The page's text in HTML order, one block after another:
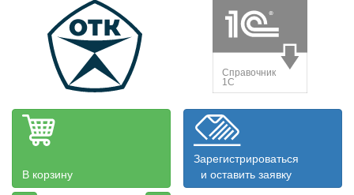
В корзину
Зарегистрироваться
и оставить заявку